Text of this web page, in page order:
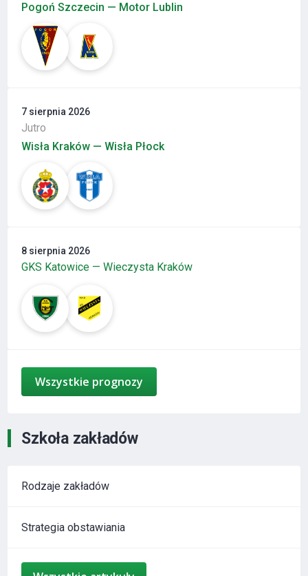
Pogoń Szczecin — Motor Lublin
7 sierpnia 2026
Jutro
Wisła Kraków — Wisła Płock
8 sierpnia 2026
GKS Katowice — Wieczysta Kraków
Wszystkie prognozy
Szkoła zakładów
Rodzaje zakładów
Strategia obstawiania